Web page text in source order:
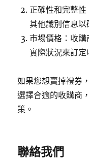
正確性和完整
其他識別信息以
市場價格：收
實際狀況來訂定
如果您想賣掉禮券
選擇合適的收購商
策。
聯絡我們